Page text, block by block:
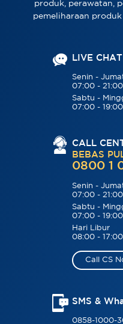
produk, perawatan,
pemeliharaan produk
LIVE CHAT
Senin -
07:00 -
Sabtu -
07:00 -
CALL
BEBAS
0800 1
Senin -
07:00 -
Sabtu -
07:00 -
Hari Libur
08:00 -
Call CS
SMS &
0858-1000-